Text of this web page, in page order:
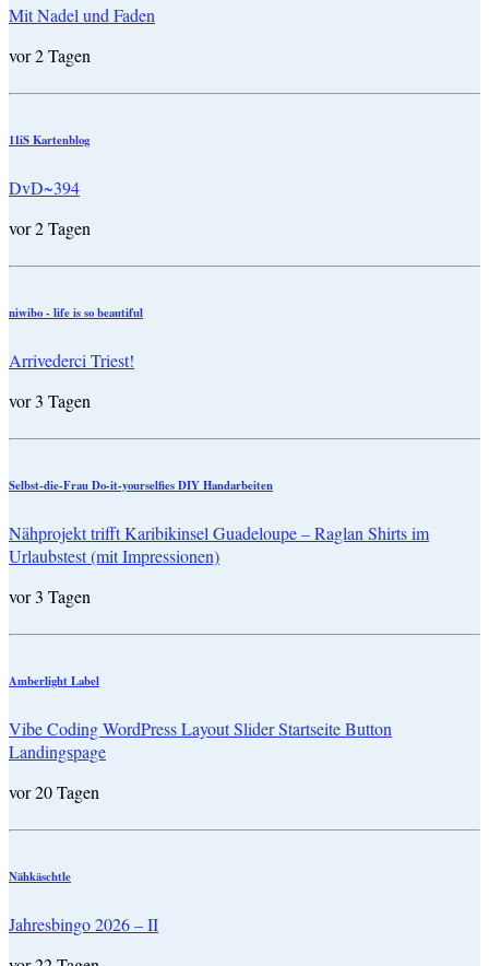
Mit Nadel und Faden
vor 2 Tagen
11iS Kartenblog
DvD~394
vor 2 Tagen
niwibo - life is so beautiful
Arrivederci Triest!
vor 3 Tagen
Selbst-die-Frau Do-it-yourselfies DIY Handarbeiten
Nähprojekt trifft Karibikinsel Guadeloupe – Raglan Shirts im
Urlaubstest (mit Impressionen)
vor 3 Tagen
Amberlight Label
Vibe Coding WordPress Layout Slider Startseite Button
Landingspage
vor 20 Tagen
Nähkäschtle
Jahresbingo 2026 – II